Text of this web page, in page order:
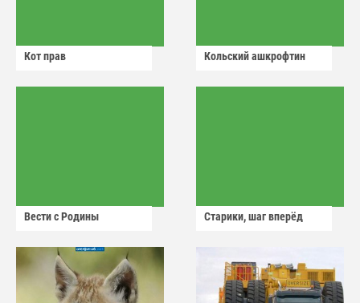
Кот прав Кольский ашкрофтин
Вести с Родины Старики, шаг вперёд